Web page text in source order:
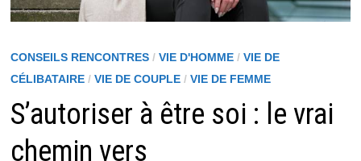
CONSEILS RENCONTRES/ VIE D'HOMME/ VIE DE
CÉLIBATAIRE/ VIE DE COUPLE/ VIE DE FEMME
S’autoriser à être soi : le vrai
chemin vers